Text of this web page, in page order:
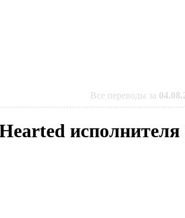
Все переводы за